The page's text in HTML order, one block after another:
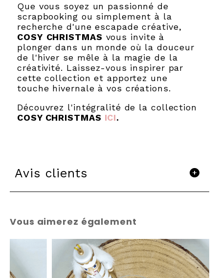
Que vous soyez un passionné de
scrapbooking ou simplement à la
recherche d'une escapade créative,
COSY CHRISTMAS vous invite à
plonger dans un monde où la douceur
de l'hiver se mêle à la magie de la
créativité. Laissez-vous inspirer par
cette collection et apportez une
touche hivernale à vos créations.
Découvrez l'intégralité de la collection
COSY CHRISTMAS ICI.
Avis clients
Vous aimerez également